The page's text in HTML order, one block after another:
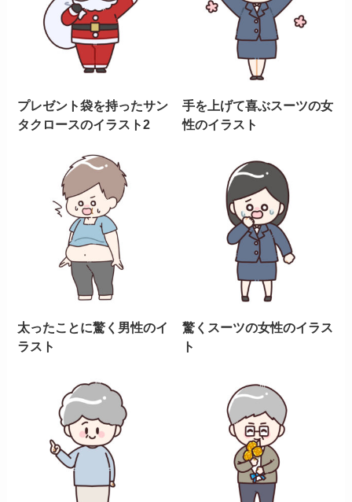
プレゼント袋を持ったサン
タクロースのイラスト2
手を上げて喜ぶスーツの女
性のイラスト
太ったことに驚く男性のイ
ラスト
驚くスーツの女性のイラス
ト